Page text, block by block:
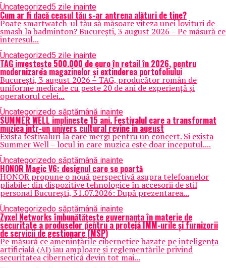
Uncategorized5 zile inainte
Cum ar fi dacă ceasul tău s-ar antrena alături de tine?
Poate smartwatch-ul tău să măsoare viteza unei lovituri de
smash la badminton? București, 3 august 2026 – Pe măsură ce
interesul...
Uncategorized5 zile inainte
TAG investește 500.000 de euro în retail în 2026, pentru
modernizarea magazinelor și extinderea portofoliului
București, 3 august 2026 – TAG, producător român de
uniforme medicale cu peste 20 de ani de experiență și
operatorul celei...
Uncategorizedo săptămână inainte
SUMMER WELL implineste 15 ani. Festivalul care a transformat
muzica intr-un univers cultural revine in august
Exista festivaluri la care mergi pentru un concert. Si exista
Summer Well – locul in care muzica este doar inceputul....
Uncategorizedo săptămână inainte
HONOR Magic V6: designul care se poartă
HONOR propune o nouă perspectivă asupra telefoanelor
pliabile: din dispozitive tehnologice în accesorii de stil
personal București, 31.07.2026: După prezentarea...
Uncategorizedo săptămână inainte
Zyxel Networks îmbunătățește guvernanța în materie de
securitate a produselor pentru a proteja IMM-urile și furnizorii
de servicii de gestionare (MSP)
Pe măsură ce amenințările cibernetice bazate pe inteligența
artificială (AI) iau amploare și reglementările privind
securitatea cibernetică devin tot mai...